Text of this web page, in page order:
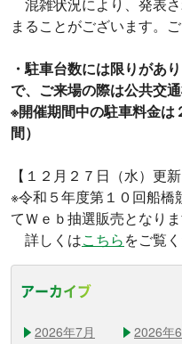
混雑状況により、発表
まることがございます。ご
・駐車台数には限りがあ
で、ご来場の際は公共交
※開催期間中の駐車料金
間）
【１２月２７日（水）更新
※令和５年度第１０回船橋
てＷｅｂ抽選販売となりま
詳しくはこちらをご覧く
アーカイブ
2026年7月 2026年